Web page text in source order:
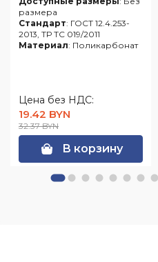
размера
Стандарт: ГОСТ 12.4.253-
2013, ТР ТС 019/2011
Материал: Поликарбонат
Цена без НДС:
19.42 BYN
32.37 BYN
В корзину